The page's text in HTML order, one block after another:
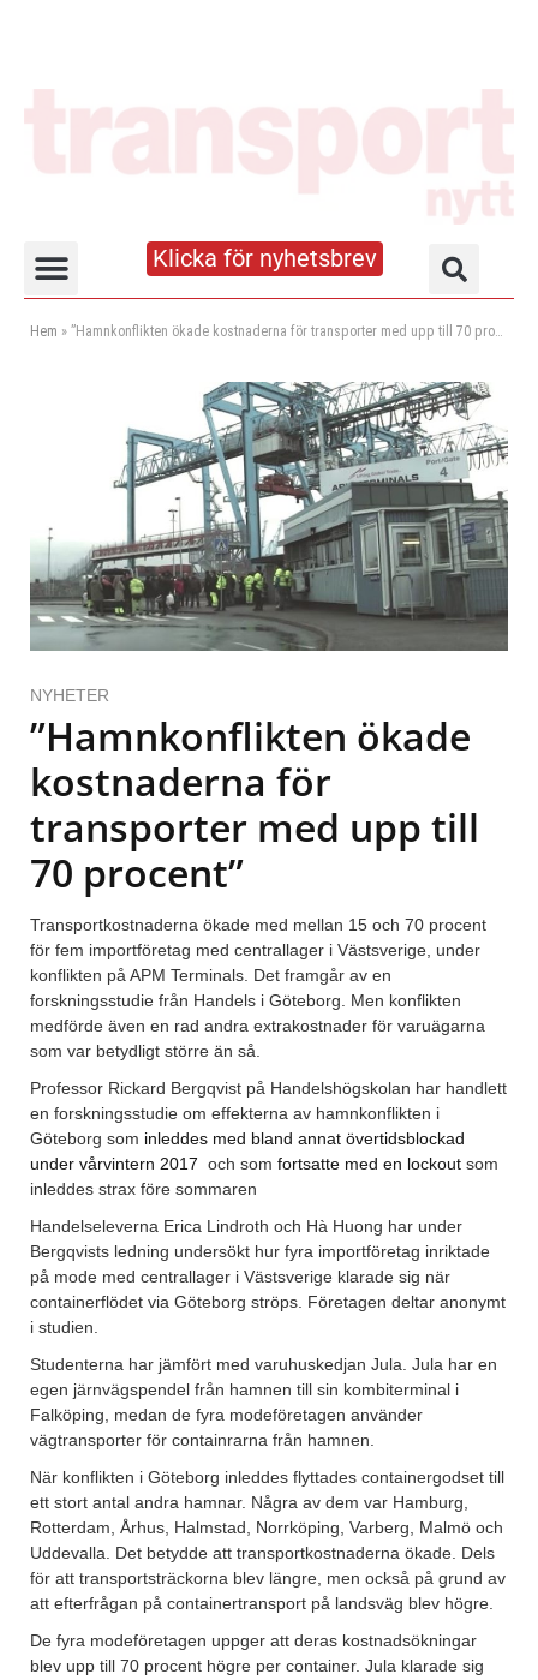
Klicka för nyhetsbrev
Hem » ”Hamnkonflikten ökade kostnaderna för transporter med upp till 70 procent”
NYHETER
”Hamnkonflikten ökade
kostnaderna för
transporter med upp till
70 procent”
Transportkostnaderna ökade med mellan 15 och 70 procent
för fem importföretag med centrallager i Västsverige, under
konflikten på APM Terminals. Det framgår av en
forskningsstudie från Handels i Göteborg. Men konflikten
medförde även en rad andra extrakostnader för varuägarna
som var betydligt större än så.
Professor Rickard Bergqvist på Handelshögskolan har handlett
en forskningsstudie om effekterna av hamnkonflikten i
Göteborg som inleddes med bland annat övertidsblockad
under vårvintern 2017 och som fortsatte med en lockout som
inleddes strax före sommaren
Handelseleverna Erica Lindroth och Hà Huong har under
Bergqvists ledning undersökt hur fyra importföretag inriktade
på mode med centrallager i Västsverige klarade sig när
containerflödet via Göteborg ströps. Företagen deltar anonymt
i studien.
Studenterna har jämfört med varuhuskedjan Jula. Jula har en
egen järnvägspendel från hamnen till sin kombiterminal i
Falköping, medan de fyra modeföretagen använder
vägtransporter för containrarna från hamnen.
När konflikten i Göteborg inleddes flyttades containergodset till
ett stort antal andra hamnar. Några av dem var Hamburg,
Rotterdam, Århus, Halmstad, Norrköping, Varberg, Malmö och
Uddevalla. Det betydde att transportkostnaderna ökade. Dels
för att transportsträckorna blev längre, men också på grund av
att efterfrågan på containertransport på landsväg blev högre.
De fyra modeföretagen uppger att deras kostnadsökningar
blev upp till 70 procent högre per container. Jula klarade sig